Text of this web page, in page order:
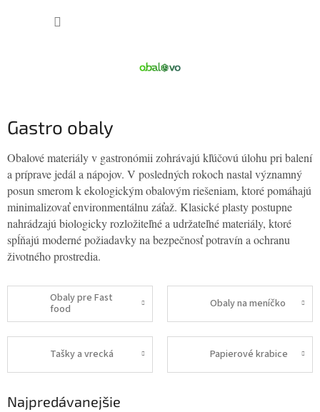
Gastro obaly
Obalové materiály v gastronómii zohrávajú kľúčovú úlohu pri balení
a príprave jedál a nápojov. V posledných rokoch nastal významný
posun smerom k ekologickým obalovým riešeniam, ktoré pomáhajú
minimalizovať environmentálnu záťaž. Klasické plasty postupne
nahrádzajú biologicky rozložiteľné a udržateľné materiály, ktoré
spĺňajú moderné požiadavky na bezpečnosť potravín a ochranu
životného prostredia.
Obaly pre Fast
food
Obaly na meníčko
Tašky a vrecká Papierové krabice
Najpredávanejšie